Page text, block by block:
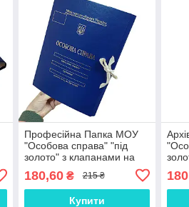
Професійна Папка МОУ
"Особова справа" "під
золото" з клапанами на
зав'язках ПPMOУ-LD-A4-
BT-40/2, ф.А4, бумвініл
30мм
180,60₴ 215 ₴
Купити